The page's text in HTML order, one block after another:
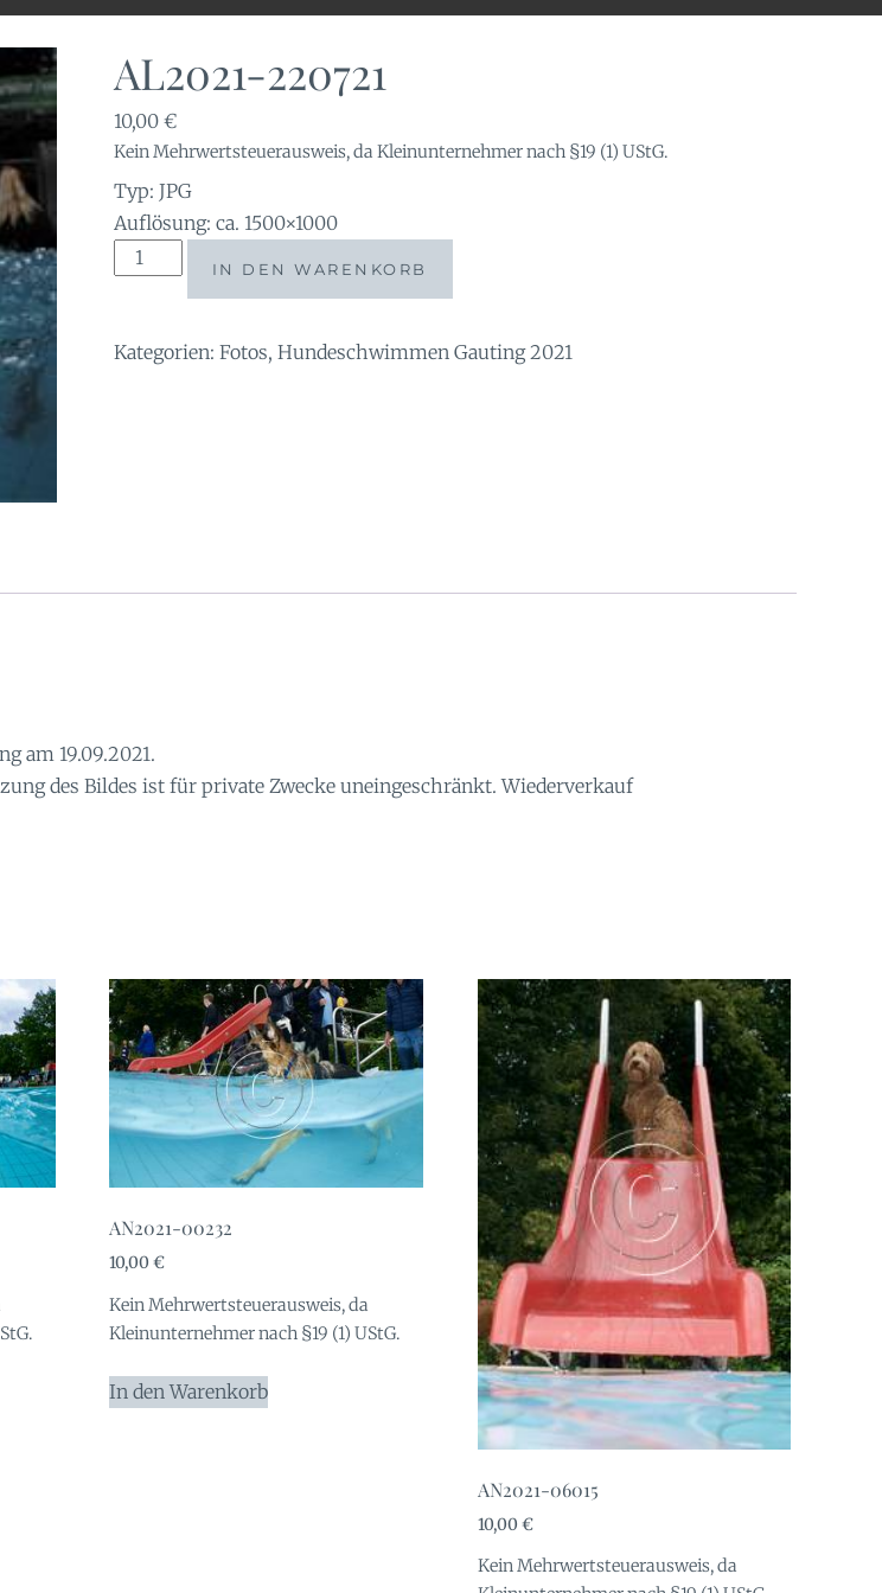
AL2021-220721
10,00 €
Kein Mehrwertsteuerausweis, da Kleinunternehmer nach §19 (1) UStG.
Typ: JPG
Auflösung: ca. 1500×1000
AL2021-
IN DEN WARENKORB
Kategorien: Fotos, Hundeschwimmen Gauting 2021
am 19.09.2021.
des Bildes ist für private Zwecke uneingeschränkt. Wiederverkauf
AN2021-00232
10,00€
Kein Mehrwertsteuerausweis, da
Kleinunternehmer nach §19 (1) UStG.
In den Warenkorb
AN2021-06015
10,00 €
Kein Mehrwertsteuerausweis, da